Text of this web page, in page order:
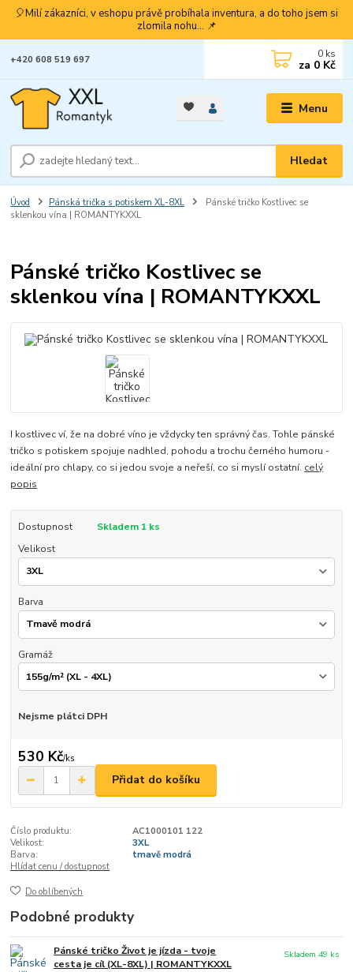
🎈Milí zákazníci, v eshopu právě probíhala inventura, a do toho jsem si
zlomila nohu... 📌
Menu
Hledat
+420 608 519 697 0 ks
za 0 Kč
Úvod Pánská trička s potiskem XL-8XL
Pánské tričko Kostlivec se
sklenkou vína | ROMANTYKXXL
Pánské tričko Kostlivec se
sklenkou vína | ROMANTYKXXL
I kostlivec ví, že na dobré víno je vždycky ten správný čas. Tohle pánské
tričko s potiskem spojuje nadhled, pohodu a trochu černého humoru -
ideální pro chlapy, co si jedou svoje a neřeší, co si myslí ostatní. celý
popis
Dostupnost
Skladem 1 ks
Velikost
Barva
Gramáž
Nejsme plátci DPH
530 Kč/ks
Přidat do košíku
Číslo produktu:
AC1000101 122
Velikost:
3XL
Barva:
tmavě modrá
Hlídat cenu / dostupnost
Do oblíbených
Podobné produkty
Pánské tričko Život je jízda - tvoje
cesta je cíl (XL-8XL) | ROMANTYKXXL
Skladem 49 ks